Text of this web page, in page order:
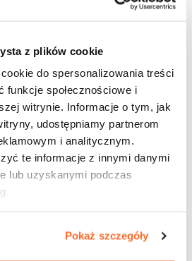
z plików cookie
do spersonalizowania treści
funkcje społecznościowe i
witrynie. Informacje o tym, jak
udostępniamy partnerom
i analitycznym.
te informacje z innymi danymi
lub uzyskanymi podczas
Pokaż szczegóły
związane z racjonalnym
akustyczne, związane z
środowiska na
również aktualne
związane z ochroną przed
Na zakończenie podano
kształtowania klimatu
budynku, poprzez
akustycznego.
w budynkach mieszkalnych
wymagań pod